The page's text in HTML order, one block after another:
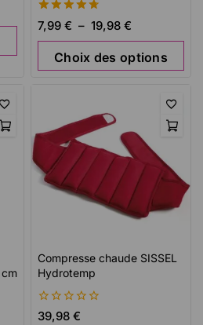
4.74
de 5
7,99 € – 19,98 €
Choix des options
Compresse chaude SISSEL
Hydrotemp
0
39,98 €